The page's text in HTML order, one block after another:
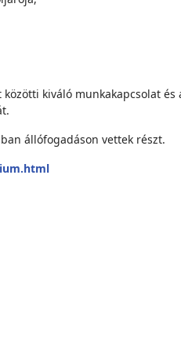
kiváló munkakapcsolat
állófogadáson vettek részt.